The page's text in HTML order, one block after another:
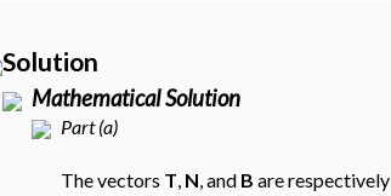
Solution
Mathematical Solution
Part (a)
The vectors T, N, and B are respectively